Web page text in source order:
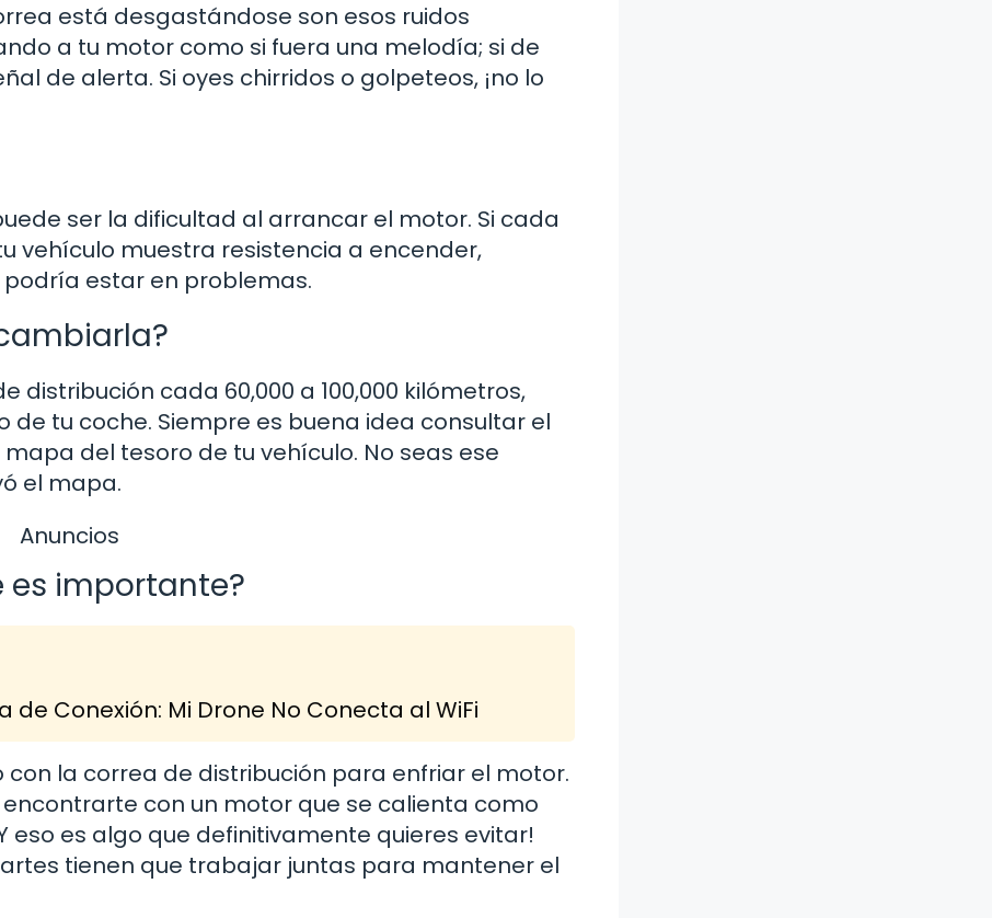
está desgastándose son esos ruidos
a tu motor como si fuera una melodía; si de
de alerta. Si oyes chirridos o golpeteos, ¡no lo
ser la dificultad al arrancar el motor. Si cada
vehículo muestra resistencia a encender,
estar en problemas.
cada 60,000 a 100,000 kilómetros,
tu coche. Siempre es buena idea consultar el
del tesoro de tu vehículo. No seas ese
el mapa.
Anuncios
es importante?
Conexión: Mi Drone No Conecta al WiFi
la correa de distribución para enfriar el motor.
con un motor que se calienta como
eso es algo que definitivamente quieres evitar!
tienen que trabajar juntas para mantener el